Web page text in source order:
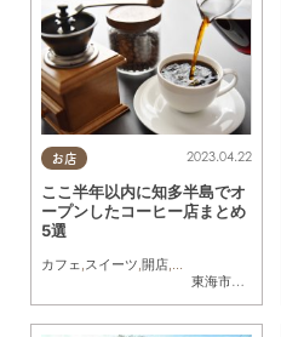
お店
東海市
, 南知多町
2023.04.22
ここ半年以内に知多半島でオ
ープンしたコーヒー店まとめ
5選
カフェ,スイーツ,開店,おひとりさま